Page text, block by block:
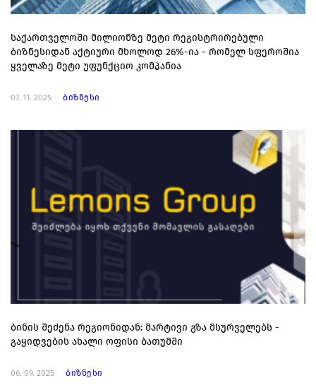
საქართველოში მილიონზე მეტი რეგისტრირებული
ბიზნესიდან აქტიური მხოლოდ 26%-ია - რომელ სფეროშია
ყველაზე მეტი უფუნქციო კომპანია
07. 11. 2025 ბიზნესი
ბინის შეძენა რეგიონიდან: მარტივი გზა მსურველებს -
გაყიდვების ახალი ოფისი ბათუმში
06. 09. 2025 ბიზნესი